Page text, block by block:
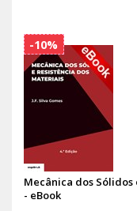
Mecânica dos Sólidos
- eBook
-10%